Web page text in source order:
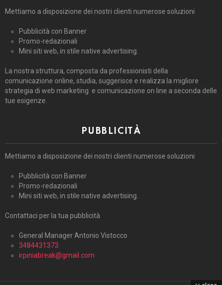
Mettiamo a disposizione dei nostri clienti numerose soluzioni
Pubblicità con Banner
Promo-redazionali
Mini siti web, in stile native advertising.
La nostra struttura, composta da professionisti della
comunicazione online, studia, suggerisce e realizza la migliore
strategia di web marketing e comunicazione on line a seconda delle
tue esigenze.
PUBBLICITÀ
Mettiamo a disposizione dei nostri clienti numerose soluzioni
Pubblicità con Banner
Promo-redazionali
Mini siti web, in stile native advertising.
Contattaci per la tua pubblicità
General Manager Antonio Vistocco
3484431373
irpiniabreak@gmail.com